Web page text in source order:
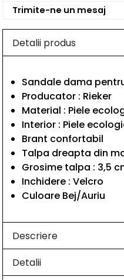
Trimite-ne un mesaj
Detalii produs
Sandale dama
Producator : Rieker
Material : Piele
Interior : Piele
Brant confortabil
Talpa dreapta din
Grosime talpa : 3,5
Inchidere : Velcro
Culoare Bej/Auriu
Descriere
Detalii